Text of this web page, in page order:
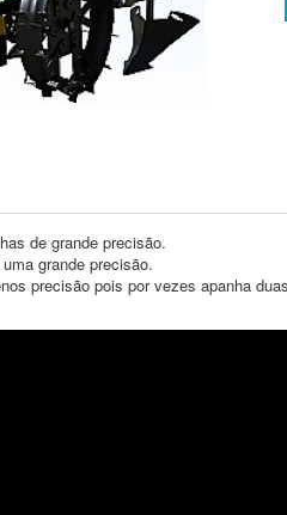
de grande precisão.
grande precisão.
precisão pois por vezes apanha